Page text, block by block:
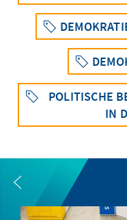
POLITISCHE
IN